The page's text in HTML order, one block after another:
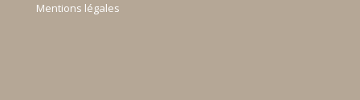
Mentions légales